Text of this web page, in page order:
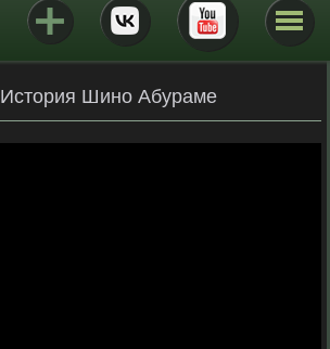
История Шино Абураме